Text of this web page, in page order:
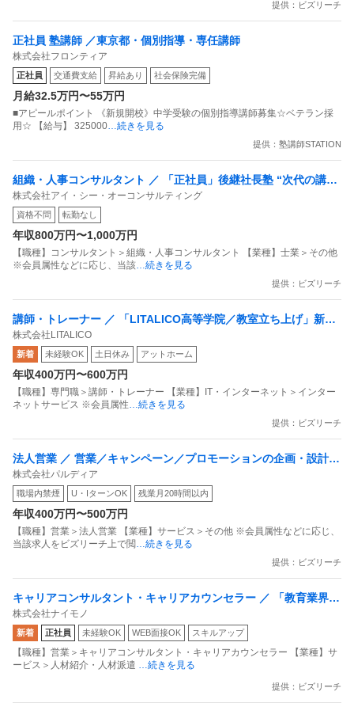
コースにわかれるのも成績(GPA)順に希望が通る為、例え
ば宇宙コースなんかはトップ層の子供達しか入れないか
ら、最初からそれを知っていて入学した子供達は、東大を
かなり上位で受かる成績なので、入学してから息子は驚い
ていました。
多分落ちた理由は、第一志望が東大だったからかもしれま
面接で東大の名前を数回出したのではないでしょうか？
提供：ビズリーチ
正社員 塾講師 ／東京都・個別指導・専任講師
株式会社フロンティア
正社員 交通費支給 昇給あり 社会保険完備
月給32.5万円〜55万円
■アピールポイント 《新規開校》中学受験の個別指導講師募集☆ベテラン採
用☆ 【給与】 325000…続きを見る
提供：塾講師STATION
組織・人事コンサルタント ／ 「正社員」後継社長塾 “次代の講師
候補” 募集／経営者の機密領域に入る「経営の黒子」を／福岡（4
2）の直下で育成（組織・財務コンサル／資格不問）
株式会社アイ・シー・オーコンサルティング
資格不問 転勤なし
年収800万円〜1,000万円
【職種】コンサルタント＞組織・人事コンサルタント 【業種】士業＞その他
※会員属性などに応じ、当該…続きを見る
提供：ビズリーチ
講師・トレーナー ／ 「LITALICO高等学院／教室立ち上げ」新規
事業の立ち上げ〜成長フェーズに参画いただく新しい仲間を募集
します！〜
株式会社LITALICO
新着 未経験OK 土日休み アットホーム
年収400万円〜600万円
【職種】専門職＞講師・トレーナー 【業種】IT・インターネット＞インター
ネットサービス ※会員属性…続きを見る
提供：ビズリーチ
法人営業 ／ 営業／キャンペーン／プロモーションの企画・設計提
案 働きがいのある会社ランキング 5年連続選出
株式会社パルディア
職場内禁煙 U・IターンOK 残業月20時間以内
年収400万円〜500万円
【職種】営業＞法人営業 【業種】サービス＞その他 ※会員属性などに応じ、
当該求人をビズリーチ上で閲…続きを見る
提供：ビズリーチ
キャリアコンサルタント・キャリアカウンセラー ／ 「教育業界出
身者歓迎」元教師が多数活躍／就活生の人生に伴走するキャリア
アドバイザー／入社1年で年収100万円UP実績あり
株式会社ナイモノ
新着 正社員 未経験OK WEB面接OK スキルアップ
【職種】営業＞キャリアコンサルタント・キャリアカウンセラー 【業種】サ
ービス＞人材紹介・人材派遣 …続きを見る
提供：ビズリーチ